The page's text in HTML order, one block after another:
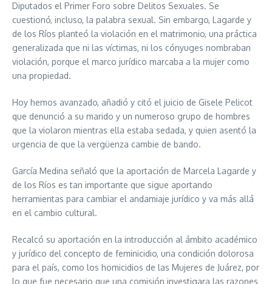
Diputados el Primer Foro sobre Delitos Sexuales. Se
cuestionó, incluso, la palabra sexual. Sin embargo, Lagarde y
de los Ríos planteó la violación en el matrimonio, una práctica
generalizada que ni las víctimas, ni los cónyuges nombraban
violación, porque el marco jurídico marcaba a la mujer como
una propiedad.
Hoy hemos avanzado, añadió y citó el juicio de Gisele Pelicot
que denunció a su marido y un numeroso grupo de hombres
que la violaron mientras ella estaba sedada, y quien asentó la
urgencia de que la vergüenza cambie de bando.
García Medina señaló que la aportación de Marcela Lagarde y
de los Ríos es tan importante que sigue aportando
herramientas para cambiar el andamiaje jurídico y va más allá
en el cambio cultural.
Recalcó su aportación en la introducción al ámbito académico
y jurídico del concepto de feminicidio, una condición dolorosa
para el país, como los homicidios de las Mujeres de Juárez, por
lo que fue necesario que una comisión investigara las razones